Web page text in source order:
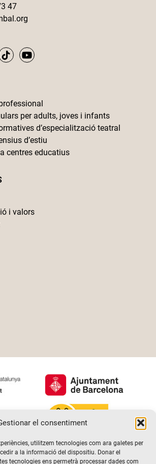
el consentiment
utilitzem tecnologies com ara galetes per
a la informació del dispositiu. Donar el
tecnologies ens permetrà processar dades com
47
per adults, joves i infants
d’especialització teatral
d’estiu
centres educatius
i valors